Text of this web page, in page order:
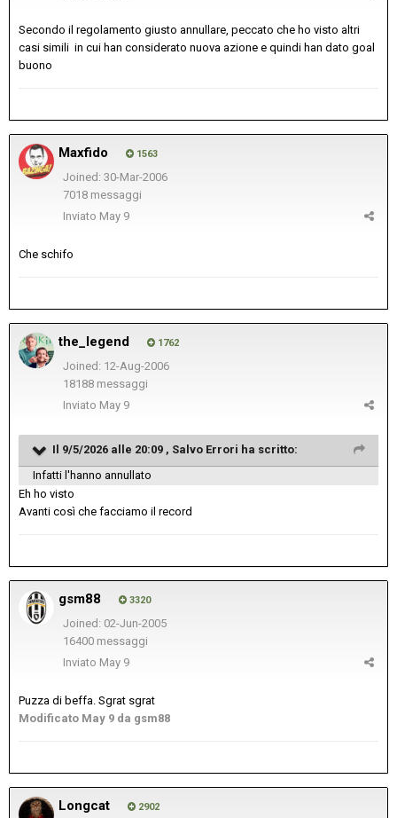
Secondo il regolamento giusto annullare, peccato che ho visto altri
casi simili in cui han considerato nuova azione e quindi han dato goal
buono
Maxfido 1563
Joined: 30-Mar-2006
7018 messaggi
Inviato May 9
Che schifo
the_legend 1762
Joined: 12-Aug-2006
18188 messaggi
Inviato May 9
Il 9/5/2026 alle 20:09 , Salvo Errori ha scritto:
Infatti l'hanno annullato
Eh ho visto
Avanti così che facciamo il record
gsm88 3320
Joined: 02-Jun-2005
16400 messaggi
Inviato May 9
Puzza di beffa. Sgrat sgrat
Modificato May 9 da gsm88
Longcat 2902